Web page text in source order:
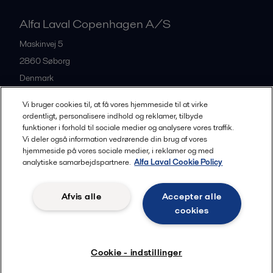
Alfa Laval Copenhagen A/S
Maskinvej 5
2860Søborg
Denmark
All offices and partners
© 2015-2026, ALFA LAVAL
Legal terms and conditions
Community guidelines
Vi bruger cookies til, at få vores hjemmeside til at virke
ordentligt, personalisere indhold og reklamer, tilbyde
funktioner i forhold til sociale medier og analysere vores traffik.
Vi deler også information vedrørende din brug af vores
hjemmeside på vores sociale medier, i reklamer og med
analytiske samarbejdspartnere. Alfa Laval Cookie Policy
Accepter alle
cookies
Afvis alle
Cookie - indstillinger